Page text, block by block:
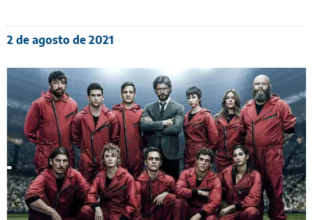
2 de agosto de 2021